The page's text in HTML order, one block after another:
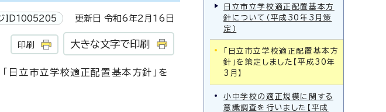
ID1005205 更新日 令和6年2月16日
印刷 大きな文字で印刷
日立市立学校適正配置基本方針」を
日立市立学校適正配置基本方
針について（平成30年3月策
定）
「日立市立学校適正配置基本方
針」を策定しました【平成30年
3月】
小中学校の適正規模に関する
意識調査を行いました【平成